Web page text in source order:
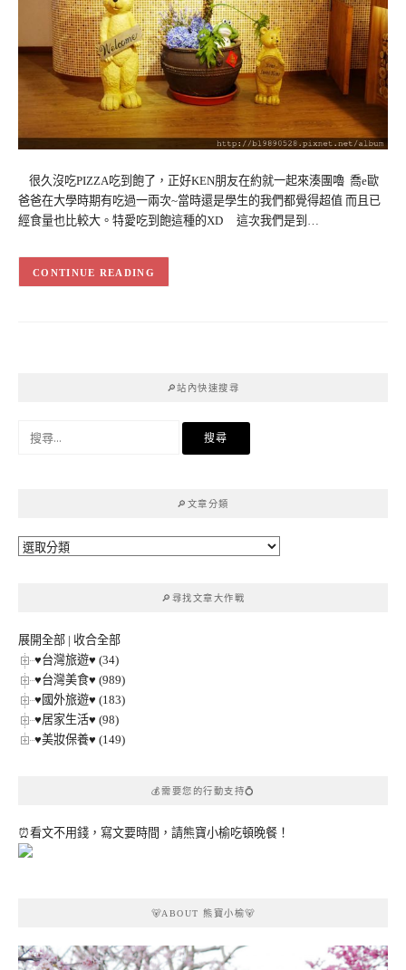
很久沒吃PIZZA吃到飽了，正好KEN朋友在約就一起來湊團嚕 喬e歐
爸爸在大學時期有吃過一兩次~當時還是學生的我們都覺得超值 而且已
經食量也比較大。特愛吃到飽這種的XD 這次我們是到…
CONTINUE READING
🔎站內快速搜尋
🔎文章分類
🔎
🔎尋找文章大作戰
展開全部 | 收合全部
♥台灣旅遊♥ (34)
♥台灣美食♥ (989)
♥國外旅遊♥ (183)
♥居家生活♥ (98)
♥美妝保養♥ (149)
💰需要您的行動支持💍
⏰看文不用錢，寫文要時間，請熊寶小榆吃頓晚餐！
🐻ABOUT 熊寶小榆🐻